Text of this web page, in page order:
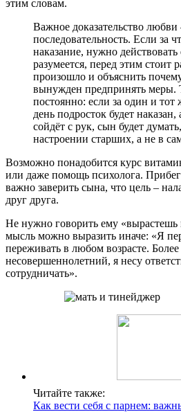
этим словам.
Важное доказательство любви
последовательность. Если за
наказание, нужно действовать
разумеется, перед этим стоит
произошло и объяснить
вынужден предпринять меры.
постоянно: если за один и
день подросток будет наказан,
сойдёт с рук, сын будет
настроении старших, а не в
Возможно понадобится курс
или даже помощь психолога.
важно заверить сына, что цель –
друг друга.
Не нужно говорить ему «вырастешь
мысль можно выразить иначе: «Я
переживать в любом возрасте.
несовершеннолетний, я несу
сотрудничать».
Читайте также:
Как вести себя с парнем: